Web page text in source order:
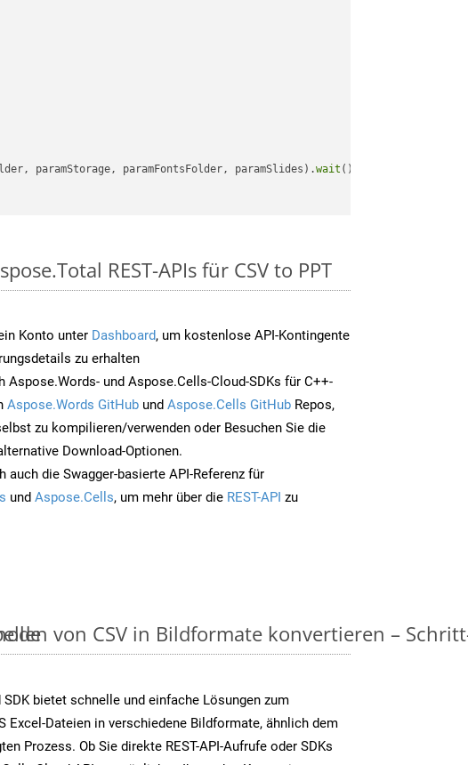
paramStorage, paramFontsFolder, paramSlides).wait ();
REST-APIs für CSV to PPT
Konto unter Dashboard, um kostenlose API-Kontingente
zu erhalten
Aspose.Words- und Aspose.Cells-Cloud-SDKs für C++-
Aspose.Words GitHub und Aspose.Cells GitHub Repos,
zu kompilieren/verwenden oder Besuchen Sie die
Download-Optionen.
auch die Swagger-basierte API-Referenz für
und Aspose.Cells, um mehr über die REST-API zu
von CSV in Bildformate konvertieren –
bietet schnelle und einfache Lösungen zum
Excel-Dateien in verschiedene Bildformate, ähnlich dem
Prozess. Ob Sie direkte REST-API-Aufrufe oder SDKs